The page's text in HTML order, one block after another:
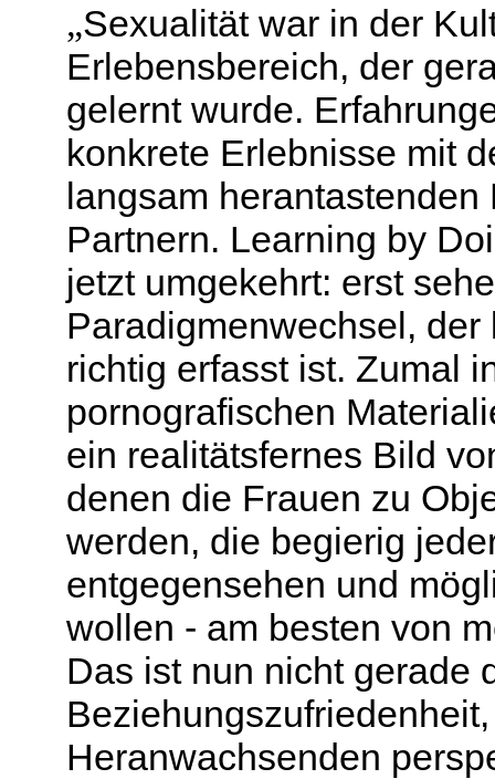
„Sexualität war in der
Erlebensbereich, der
gelernt wurde.
konkrete Erlebnisse mit
langsam
Partnern. Learning by
jetzt umgekehrt: erst
Paradigmenwechsel,
richtig erfasst ist. Zumal
pornografischen
ein realitätsfernes Bild
denen die Frauen zu
werden, die begierig
entgegensehen und
wollen - am besten von
Das ist nun nicht gerade
Heranwachsenden